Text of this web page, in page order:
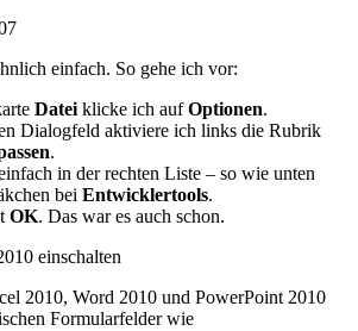
einfach. So gehe ich vor:
Datei klicke ich aufOptionen.
Dialogfeld aktiviere ich links die Rubrik
.
in der rechten Liste – so wie unten
bei Entwicklertools.
OK. Das war es auch schon.
2010, Word 2010 und PowerPoint 2010
Formularfelder wie